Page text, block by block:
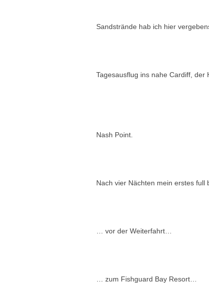
Sandstrände hab ich hier
Tagesausflug ins nahe Cardiff, der
Nash Point.
Nach vier Nächten mein erstes full
… vor der Weiterfahrt…
… zum Fishguard Bay Resort…